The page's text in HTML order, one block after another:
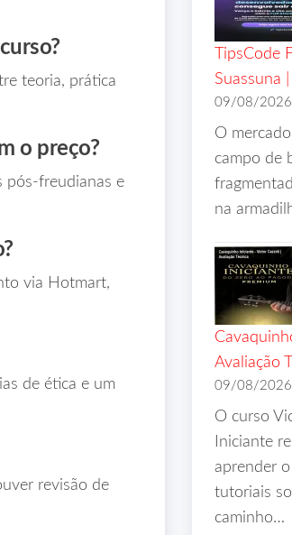
teoria, prática
o preço?
pós‑freudianas e
via Hotmart,
de ética e um
revisão de
TipsCode
Suassuna
09/08/2026
O
campo de
na
Avaliação
09/08/2026
O curso
Iniciante
aprender
tutoriais
caminho…